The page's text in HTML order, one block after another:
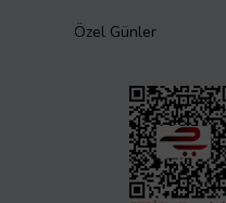
Özel Günler